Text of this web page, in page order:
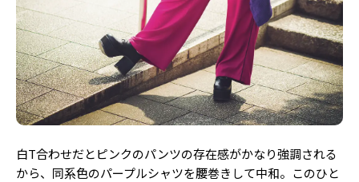
白T合わせだとピンクのパンツの存在感がかなり強調される
から、同系色のパープルシャツを腰巻きして中和。このひと